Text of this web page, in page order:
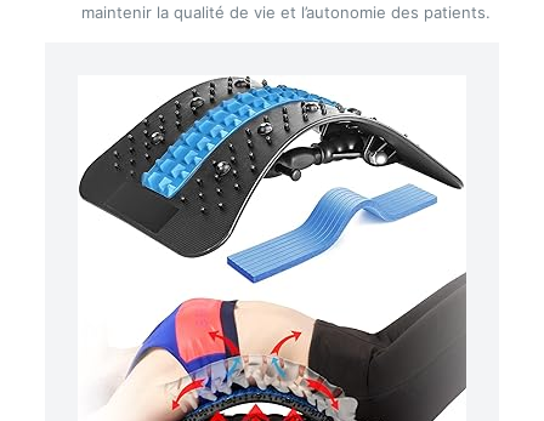
maintenir la qualité de vie et l’autonomie des patients.